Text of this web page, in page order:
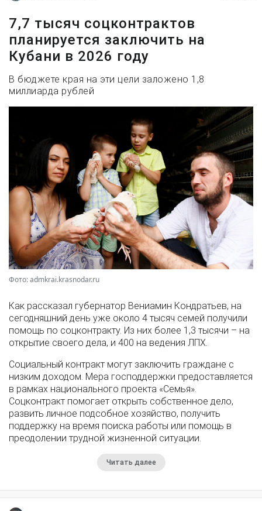
7,7 тысяч соцконтрактов
планируется заключить на
Кубани в 2026 году
В бюджете края на эти цели заложено 1,8
миллиарда рублей
Фото: admkrai.krasnodar.ru
Как рассказал губернатор Вениамин Кондратьев, на
сегодняшний день уже около 4 тысяч семей получили
помощь по соцконтракту. Из них более 1,3 тысячи – на
открытие своего дела, и 400 на ведения ЛПХ.
Социальный контракт могут заключить граждане с
низким доходом. Мера господдержки предоставляется
в рамках национального проекта «Семья».
Соцконтракт помогает открыть собственное дело,
развить личное подсобное хозяйство, получить
поддержку на время поиска работы или помощь в
преодолении трудной жизненной ситуации.
Читать далее